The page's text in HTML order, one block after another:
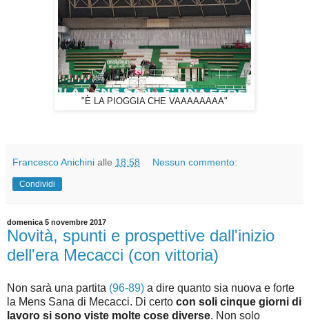
"È LA PIOGGIA CHE VAAAAAAAA"
Francesco Anichini alle 18:58 Nessun commento:
Condividi
domenica 5 novembre 2017
Novità, spunti e prospettive dall'inizio
dell'era Mecacci (con vittoria)
Non sarà una partita (96-89) a dire quanto sia nuova e forte
la Mens Sana di Mecacci. Di certo con soli cinque giorni di
lavoro si sono viste molte cose diverse. Non solo